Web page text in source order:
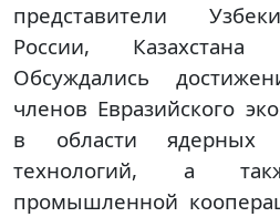
представители
России,
Обсуждались
членов Евразийского
в области ядерных
технологий, а
промышленной